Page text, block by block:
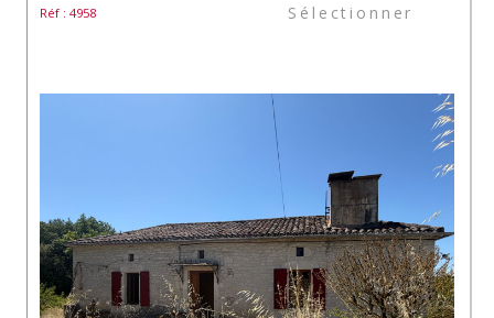
Réf : 4958 Sélectionner